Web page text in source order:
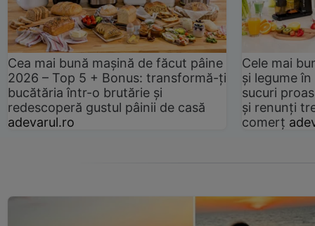
Cea mai bună mașină de făcut pâine
2026 – Top 5 + Bonus: transformă-ți
bucătăria într-o brutărie și
redescoperă gustul pâinii de casă
adevarul.ro
Cele mai
și legume
sucuri
și renunți
comerț